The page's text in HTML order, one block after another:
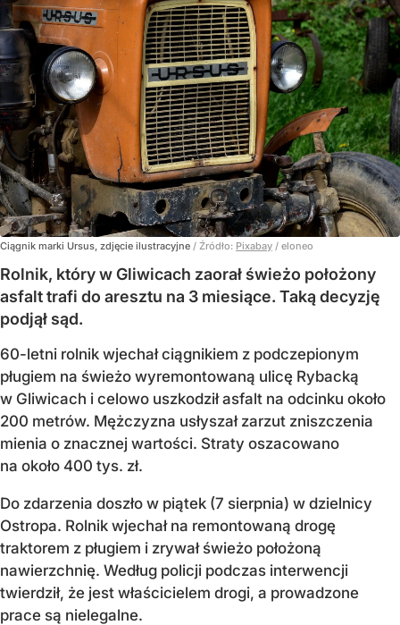
Ciągnik marki Ursus, zdjęcie ilustracyjne / Źródło: Pixabay / eloneo
Rolnik, który w Gliwicach zaorał świeżo położony
asfalt trafi do aresztu na 3 miesiące. Taką decyzję
podjął sąd.
60-letni rolnik wjechał ciągnikiem z podczepionym
pługiem na świeżo wyremontowaną ulicę Rybacką
w Gliwicach i celowo uszkodził asfalt na odcinku około
200 metrów. Mężczyzna usłyszał zarzut zniszczenia
mienia o znacznej wartości. Straty oszacowano
na około 400 tys. zł.
Do zdarzenia doszło w piątek (7 sierpnia) w dzielnicy
Ostropa. Rolnik wjechał na remontowaną drogę
traktorem z pługiem i zrywał świeżo położoną
nawierzchnię. Według policji podczas interwencji
twierdził, że jest właścicielem drogi, a prowadzone
prace są nielegalne.